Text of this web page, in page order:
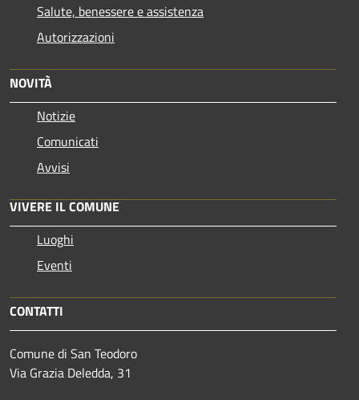
Salute, benessere e assistenza
Autorizzazioni
NOVITÀ
Notizie
Comunicati
Avvisi
VIVERE IL COMUNE
Luoghi
Eventi
CONTATTI
Comune di San Teodoro
Via Grazia Deledda, 31